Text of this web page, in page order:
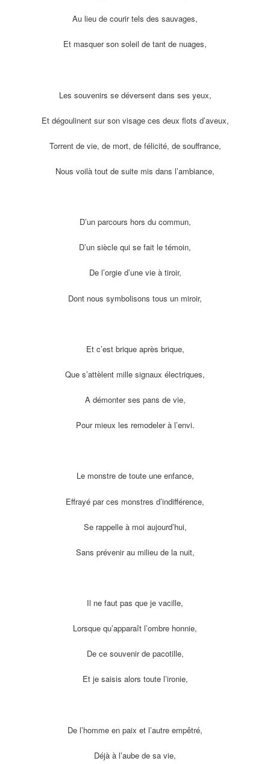
Au lieu de courir tels des sauvages,
Et masquer son soleil de tant de nuages,
Les souvenirs se déversent dans ses yeux,
Et dégoulinent sur son visage ces deux flots d’aveux,
Torrent de vie, de mort, de félicité, de souffrance,
Nous voilà tout de suite mis dans l’ambiance,
D’un parcours hors du commun,
D’un siècle qui se fait le témoin,
De l’orgie d’une vie à tiroir,
Dont nous symbolisons tous un miroir,
Et c’est brique après brique,
Que s’attèlent mille signaux électriques,
A démonter ses pans de vie,
Pour mieux les remodeler à l’envi.
Le monstre de toute une enfance,
Effrayé par ces monstres d’indifférence,
Se rappelle à moi aujourd’hui,
Sans prévenir au milieu de la nuit,
Il ne faut pas que je vacille,
Lorsque qu’apparaît l’ombre honnie,
De ce souvenir de pacotille,
Et je saisis alors toute l’ironie,
De l’homme en paix et l’autre empêtré,
Déjà à l’aube de sa vie,